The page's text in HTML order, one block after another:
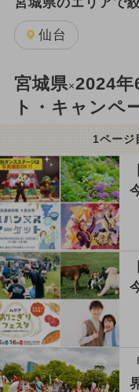
宮城県のエリアで
仙台
宮城県×2024
ト・キャンペ
1ページ